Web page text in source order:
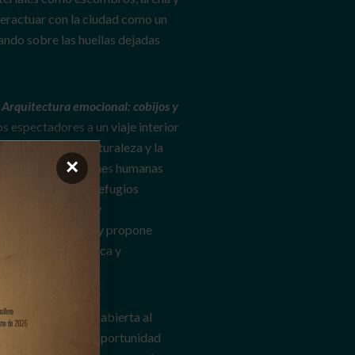
con la ciudad como un
sobre las huellas dejadas
Arquitectura emocional: cobijos y
espectadores a un viaje interior
con la naturaleza y la
sobre las relaciones humanas
que evocan refugios
más rígidas y
el espacio y propone
perspectiva poética y
Fe, que estará abierta al
representa una oportunidad
×